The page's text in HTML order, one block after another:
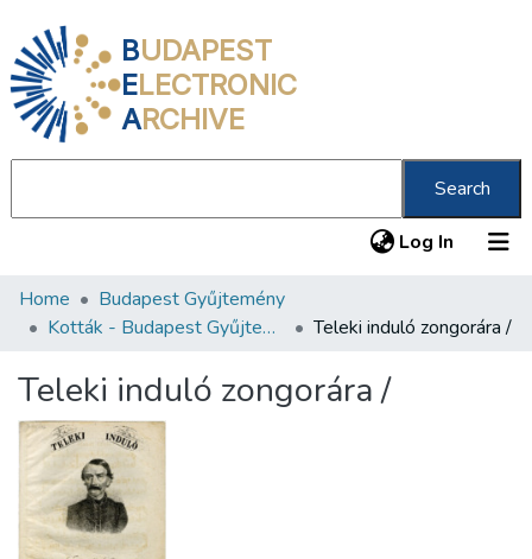
BUDAPEST
ELECTRONIC
ARCHIVE
Search
Log In (current)
Communities & Collections
Statistics
About us
Home
Budapest Gyűjtemény
Kották - Budapest Gyűjtemény
Teleki induló zongorára /
Teleki induló zongorára /